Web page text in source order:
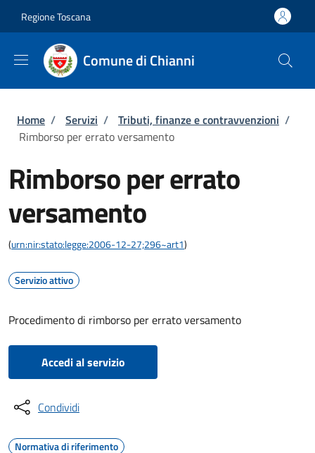
Regione Toscana
Comune di Chianni
Briciole di pane
Home / Servizi / Tributi, finanze e contravvenzioni /
Rimborso per errato versamento
Rimborso per errato
versamento
(urn:nir:stato:legge:2006-12-27;296~art1)
Servizio attivo
Procedimento di rimborso per errato versamento
Accedi al servizio
Condividi
Normativa di riferimento